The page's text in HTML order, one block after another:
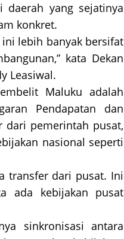
yang sejatinya
konkret.
lebih banyak bersifat
kata Dekan
Leasiwal.
Maluku adalah
Pendapatan dan
dari pemerintah pusat,
nasional seperti
transfer dari pusat. Ini
ada kebijakan pusat
sinkronisasi antara